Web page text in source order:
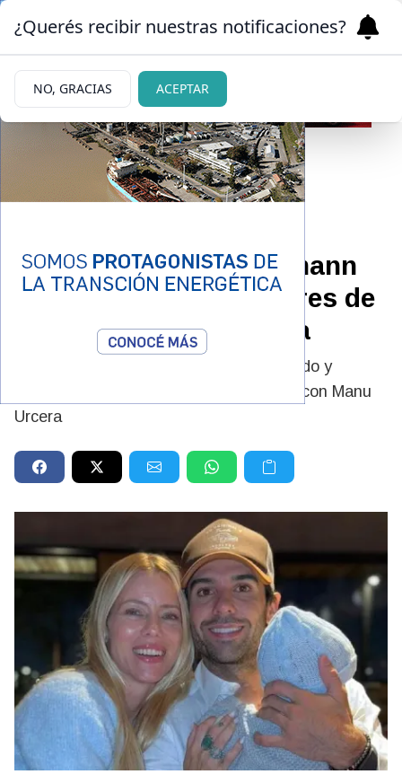
SORPRENDIÓ | 02/05/2026
actitud de Nicole Neumann
que alimentó los rumores de
crisis con Manu Urcera
Nicole Neumann tuvo un gesto inesperado y
crecieron los rumores sobre su relación con Manu
Urcera
¿Querés recibir nuestras notificaciones?
NO, GRACIAS ACEPTAR